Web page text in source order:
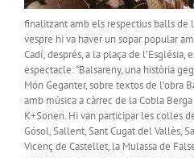
finalitzant amb els respectius balls
vespre hi va haver un sopar popular
Cadí; després, a la plaça de l’Església,
espectacle: “Balsareny, una història
Món Geganter, sobre textos de l’obra
amb música a càrrec de la Cobla
K+Sonen. Hi van participar les colles
Gósol, Sallent, Sant Cugat del Vallès,
Vicenç de Castellet, la Mulassa de